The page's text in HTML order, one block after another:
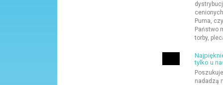
Puma,
Państwo
torby,
tylko u
nadadzą